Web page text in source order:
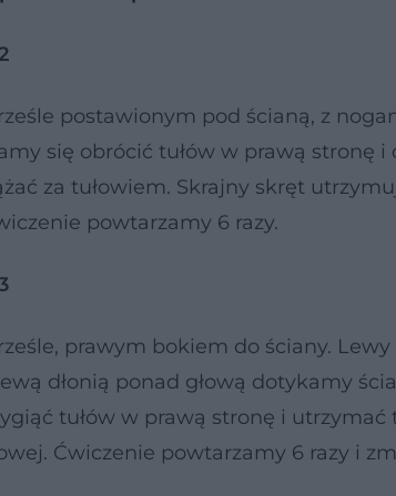
postawionym pod ścianą, z
się obrócić tułów w prawą stronę
za tułowiem. Skrajny skręt
powtarzamy 6 razy.
prawym bokiem do ściany.
dłonią ponad głową dotykamy
tułów w prawą stronę i
Ćwiczenie powtarzamy 6 razy i